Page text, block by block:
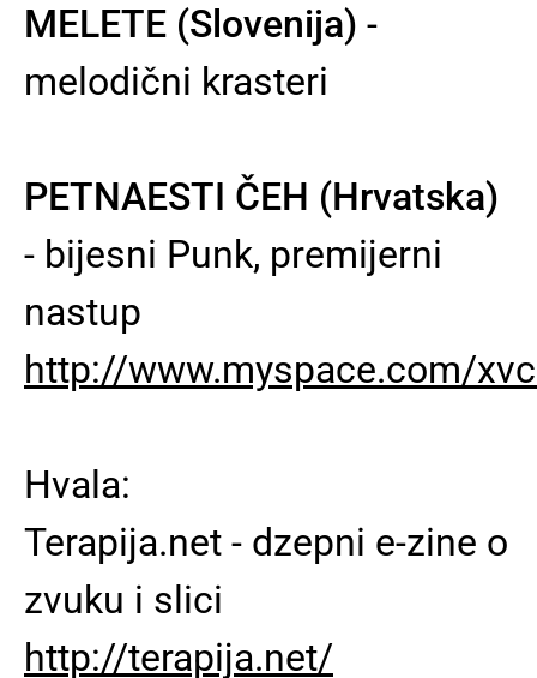
MELETE (Slovenija) -
melodični krasteri
PETNAESTI ČEH (Hrvatska)
- bijesni Punk, premijerni
nastup
http://www.myspace.com/
Hvala:
Terapija.net - dzepni e-zine o
zvuku i slici
http://terapija.net/